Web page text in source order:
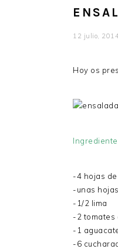
12 julio, 2014
Hoy os
-4 hojas
-unas
-1/2 lima
-2 tomates
-1
-6